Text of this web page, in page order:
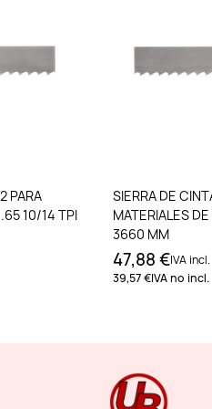
PARA
10/14 TPI
SIERRA DE
MATERIALES
3660 MM
47,88 €IVA incl.
39,57 €IVA no incl.